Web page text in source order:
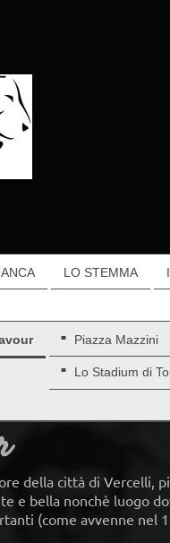
LO STEMMA
Piazza Mazzini
Lo Stadium di
della città di Vercelli,
e bella nonchè luogo
(come avvenne nel